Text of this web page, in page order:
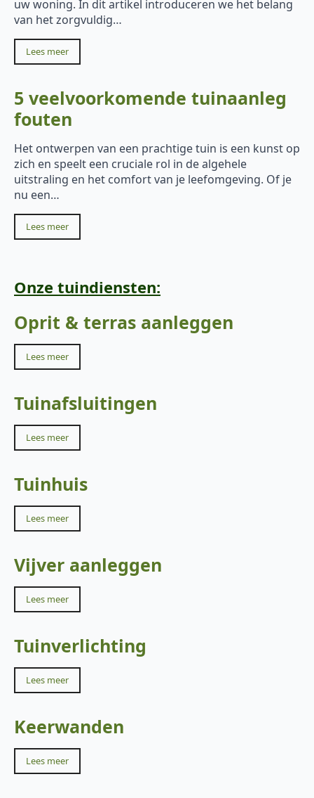
uw woning. In dit artikel introduceren we het belang
van het zorgvuldig…
Lees meer
5 veelvoorkomende tuinaanleg
fouten
Het ontwerpen van een prachtige tuin is een kunst op
zich en speelt een cruciale rol in de algehele
uitstraling en het comfort van je leefomgeving. Of je
nu een…
Lees meer
Onze tuindiensten:
Oprit & terras aanleggen
Lees meer
Tuinafsluitingen
Lees meer
Tuinhuis
Lees meer
Vijver aanleggen
Lees meer
Tuinverlichting
Lees meer
Keerwanden
Lees meer